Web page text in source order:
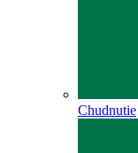
Chudnutie